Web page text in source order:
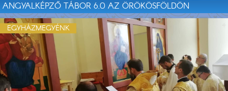
ANGYALKÉPZŐ TÁBOR 6.0 AZ ÖRÖKÖSFÖLDÖN
EGYHÁZMEGYÉNK